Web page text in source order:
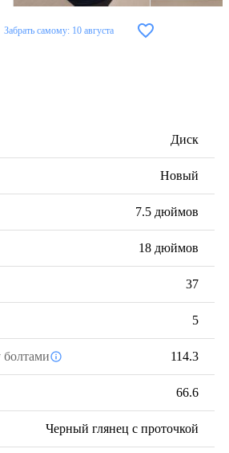
Забрать самому: 10 августа
Диск
Новый
7.5 дюймов
18 дюймов
37
5
болтами 114.3
66.6
Черный глянец с проточкой